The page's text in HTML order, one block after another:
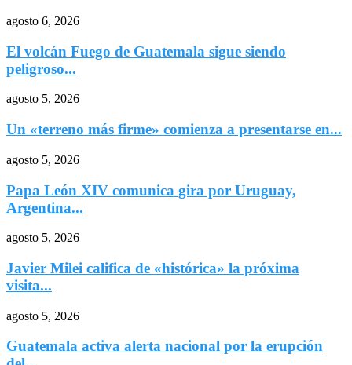
agosto 6, 2026
El volcán Fuego de Guatemala sigue siendo
peligroso...
agosto 5, 2026
Un «terreno más firme» comienza a presentarse en...
agosto 5, 2026
Papa León XIV comunica gira por Uruguay,
Argentina...
agosto 5, 2026
Javier Milei califica de «histórica» la próxima
visita...
agosto 5, 2026
Guatemala activa alerta nacional por la erupción